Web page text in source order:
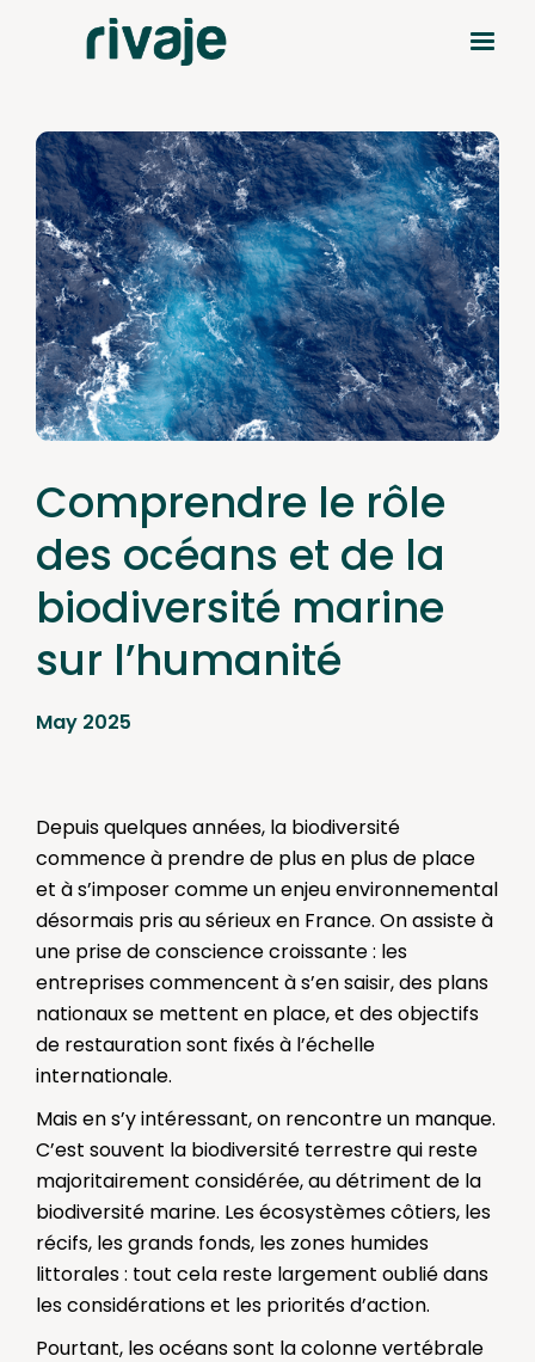
Comprendre le rôle
des océans et de la
biodiversité marine
sur l’humanité
May 2025
Depuis quelques années, la biodiversité
commence à prendre de plus en plus de place
et à s’imposer comme un enjeu environnemental
désormais pris au sérieux en France. On assiste à
une prise de conscience croissante : les
entreprises commencent à s’en saisir, des plans
nationaux se mettent en place, et des objectifs
de restauration sont fixés à l’échelle
internationale.
Mais en s’y intéressant, on rencontre un manque.
C’est souvent la biodiversité terrestre qui reste
majoritairement considérée, au détriment de la
biodiversité marine. Les écosystèmes côtiers, les
récifs, les grands fonds, les zones humides
littorales : tout cela reste largement oublié dans
les considérations et les priorités d’action.
Pourtant, les océans sont la colonne vertébrale